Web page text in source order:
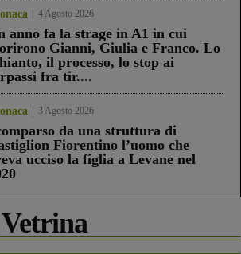
4 Agosto 2026
anno fa la strage in A1 in cui
Gianni, Giulia e Franco. Lo
il processo, lo stop ai
fra tir....
3 Agosto 2026
da una struttura di
Fiorentino l’uomo che
ucciso la figlia a Levane nel